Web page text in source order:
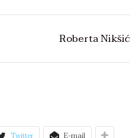
Roberta Nikšić
Twitter E-mail